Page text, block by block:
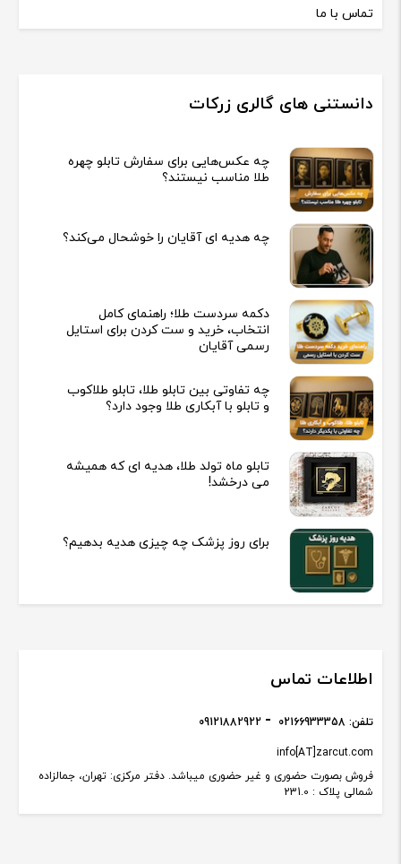
تماس با ما
دانستنی های گالری زرکات
چه عکس‌هایی برای سفارش تابلو چهره
طلا مناسب نیستند؟
چه هدیه‌ ای آقایان را خوشحال می‌کند؟
دکمه سردست طلا؛ راهنمای کامل
انتخاب، خرید و ست کردن برای استایل
رسمی آقایان
چه تفاوتی بین تابلو طلا، تابلو طلاکوب
و تابلو با آبکاری طلا وجود دارد؟
تابلو ماه تولد طلا، هدیه ای که همیشه
می درخشد!
برای روز پزشک چه چیزی هدیه بدهیم؟
اطلاعات تماس
فروش بصورت حضوری و غیر حضوری میباشد. دفتر مرکزی: تهران، جمالزاده
شمالی پلاک : 231.0
info[AT]zarcut.com
تلفن: 02166933358
09121882922